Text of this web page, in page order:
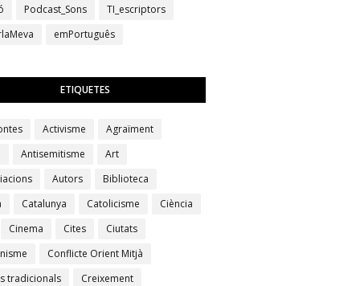
Podcast_Sons
TI_escriptors
emPortuguês
ETIQUETES
Activisme
Agraïment
Antisemitisme
Art
Autors
Biblioteca
Catalunya Catolicisme
Ciència
Cinema Cites
Ciutats
Conflicte Orient Mitjà
tradicionals
Creixement